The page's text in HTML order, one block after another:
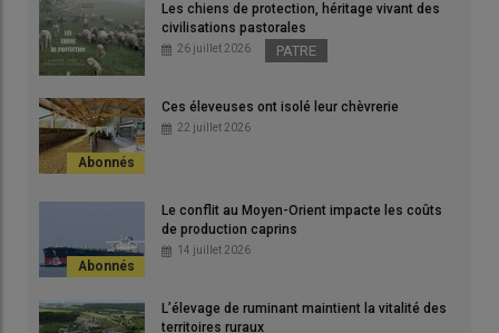
Les chiens de protection, héritage vivant des
civilisations pastorales
26 juillet 2026 PATRE
Ces éleveuses ont isolé leur chèvrerie
22 juillet 2026
Le conflit au Moyen-Orient impacte les coûts
de production caprins
14 juillet 2026
L’élevage de ruminant maintient la vitalité des
territoires ruraux